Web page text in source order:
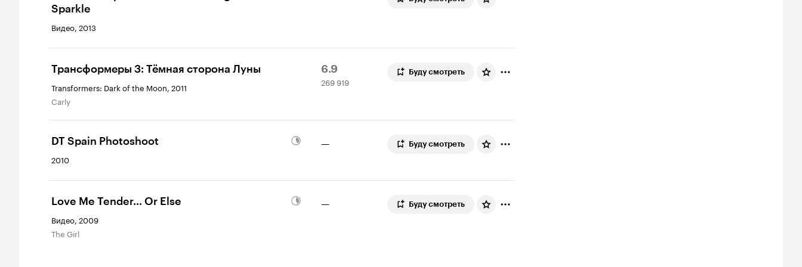
Sparkle
Видео, 2013
Трансформеры 3: Тёмная сторона Луны
Transformers: Dark of the Moon, 2011
Carly
Рейтинг
Кинопоиска
6.9
269
919
269 919
Буду смотреть
DT Spain Photoshoot
2010
— Буду смотреть
Love Me Tender... Or Else
Видео, 2009
The Girl
— Буду смотреть